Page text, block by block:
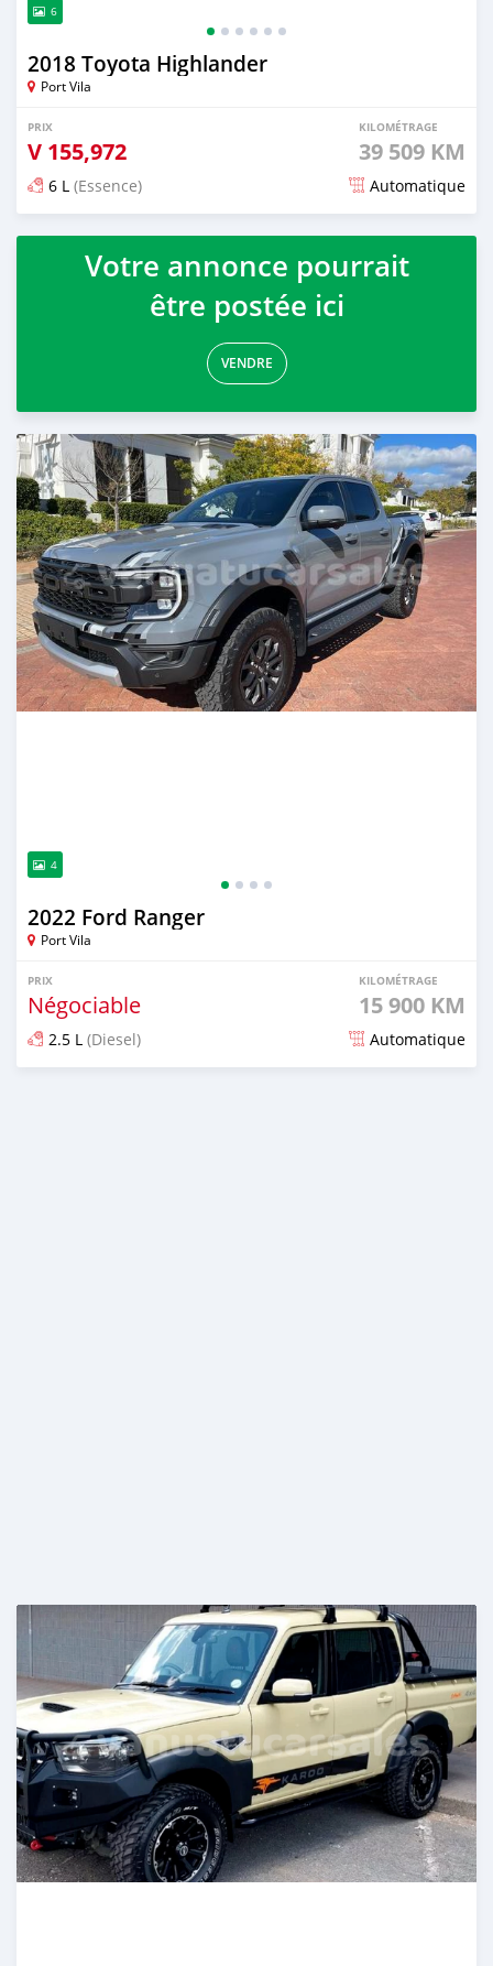
6
2018 Toyota Highlander
Port Vila
PRIX
V 155,972
KILOMÉTRAGE
39 509 KM
6 L (Essence) Automatique
Publié il y a plus de 2 ans
Votre annonce pourrait
être postée ici
VENDRE
4
2022 Ford Ranger
Port Vila
PRIX
Négociable
KILOMÉTRAGE
15 900 KM
2.5 L (Diesel) Automatique